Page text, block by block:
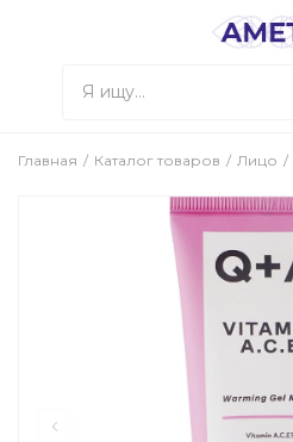
Главная Каталог товаров Лицо